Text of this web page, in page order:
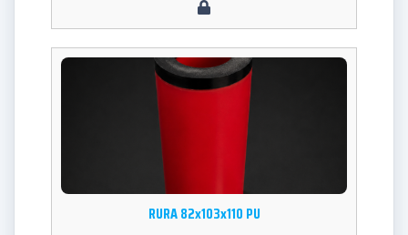
RURA 82x103x110 PU